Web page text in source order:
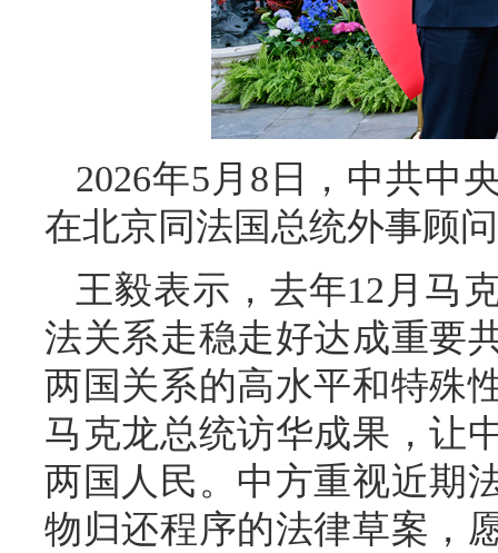
2026年5月8日，中共中
在北京同法国总统外事顾
王毅表示，去年12月马
法关系走稳走好达成重要
两国关系的高水平和特殊
马克龙总统访华成果，让
两国人民。中方重视近期
物归还程序的法律草案，